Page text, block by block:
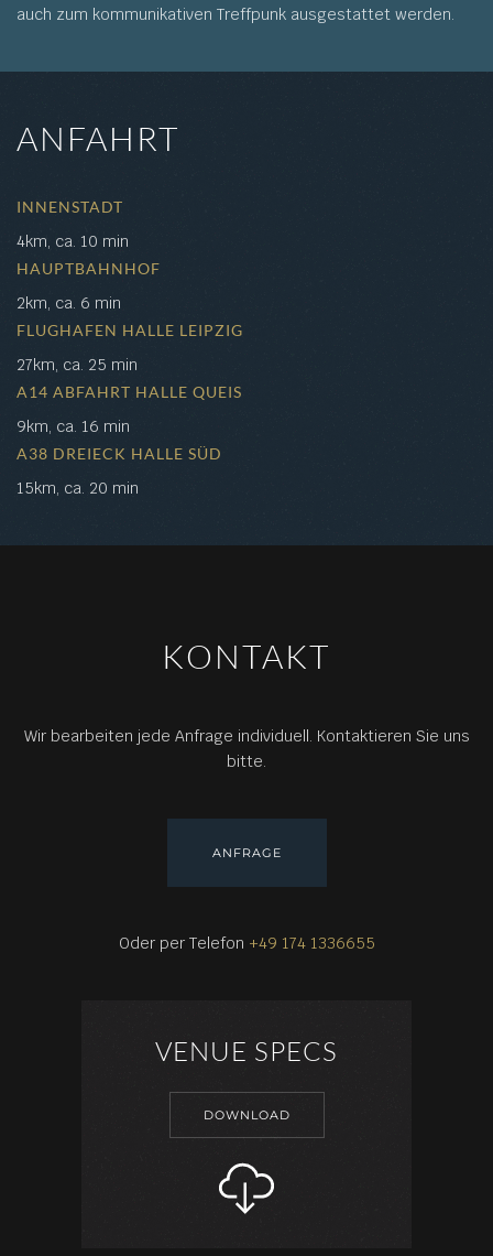
auch zum kommunikativen Treffpunk ausgestattet werden.
ANFAHRT
INNENSTADT
4km, ca. 10 min
HAUPTBAHNHOF
2km, ca. 6 min
FLUGHAFEN HALLE LEIPZIG
27km, ca. 25 min
A14 ABFAHRT HALLE QUEIS
9km, ca. 16 min
A38 DREIECK HALLE SÜD
15km, ca. 20 min
KONTAKT
Wir bearbeiten jede Anfrage individuell. Kontaktieren Sie uns
bitte.
ANFRAGE
Oder per Telefon +49 174 1336655
VENUE SPECS
DOWNLOAD